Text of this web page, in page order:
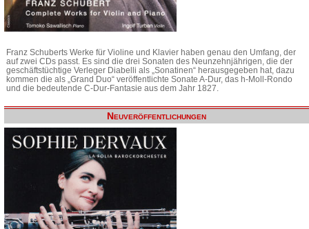
Franz Schuberts Werke für Violine und Klavier haben genau den Umfang, der
auf zwei CDs passt. Es sind die drei Sonaten des Neunzehnjährigen, die der
geschäftstüchtige Verleger Diabelli als „Sonatinen“ herausgegeben hat, dazu
kommen die als „Grand Duo“ veröffentlichte Sonate A-Dur, das h-Moll-Rondo
und die bedeutende C-Dur-Fantasie aus dem Jahr 1827.
Neuveröffentlichungen